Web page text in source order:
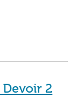
Devoir 2